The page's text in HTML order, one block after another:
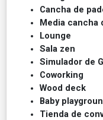
Cancha de
Media cancha
Lounge
Sala zen
Simulador de
Coworking
Wood deck
Baby
Tienda de